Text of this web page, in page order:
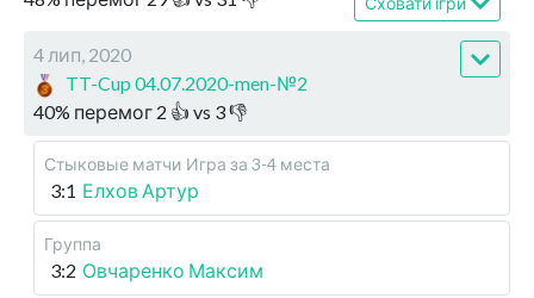
4 лип, 2020
TT-Cup 04.07.2020-men-№2
40% перемог 2 👍 vs 3👎
Стыковые матчи Игра за 3-4 места
3:1 Елхов Артур
Группа
3:2 Овчаренко Максим